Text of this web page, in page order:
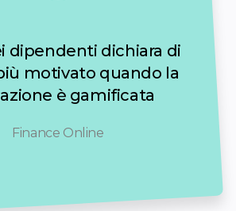
dipendenti dichiara di
motivato quando la
è gamificata
Finance Online